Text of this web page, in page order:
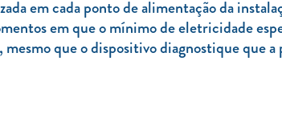
em cada ponto de alimentação da
em que o mínimo de eletricidade
que o dispositivo diagnostique que